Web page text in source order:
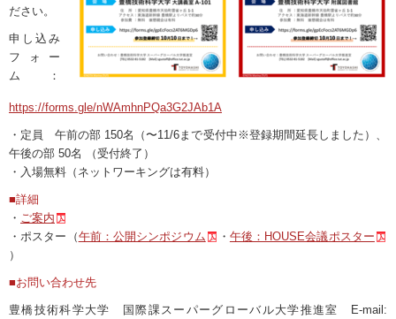
ださい。
申し込み
フォー
ム：
https://forms.gle/nWAmhnPQa3G2JAb1A
・定員 午前の部 150名（〜11/6まで受付中※登録期間延長しました）、
午後の部 50名 （受付終了）
・入場無料 （ネットワーキングは有料）
■詳細
・ ご案内
・ポスター（午前：公開シンポジウム ・ 午後：HOUSE会議ポスター
）
■お問い合わせ先
豊橋技術科学大学 国際課スーパーグローバル大学推進室 E-mail: